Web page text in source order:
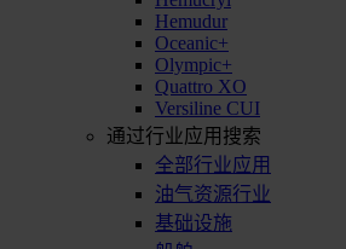
Hemudur
Oceanic+
Olympic+
Quattro XO
Versiline CUI
通过行业应用搜索
全部行业应用
油气资源行业
基础设施